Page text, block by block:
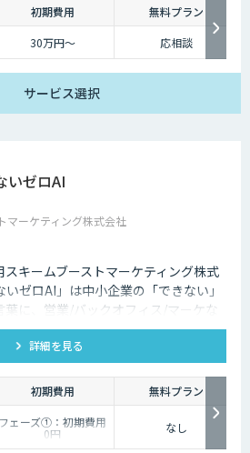
初期費用
無料プラン
30万円〜 応相談
サービス選択
いゼロAI
マーケティング株式会社
キームブーストマーケティング株式
ゼロAI」は中小企業の「できない」
葉に、営業/バックオフィス/マーケな
ェントで自動化。「AIを作る」ので
い状態」を提供し、企業の生産性を根
詳細を見る
初期費用
無料プラン
フェーズ①：初期費用
0円
ェーズ②：初期費用
なし